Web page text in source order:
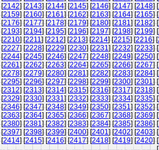
[2142] [2143] [2144] [2145] [2146] [2147] [2148] [
[2159] [2160] [2161] [2162] [2163] [2164] [2165] [
[2176] [2177] [2178] [2179] [2180] [2181] [2182] [
[2193] [2194] [2195] [2196] [2197] [2198] [2199] [
[2210] [2211] [2212] [2213] [2214] [2215] [2216] [
[2227] [2228] [2229] [2230] [2231] [2232] [2233] [
[2244] [2245] [2246] [2247] [2248] [2249] [2250] [
[2261] [2262] [2263] [2264] [2265] [2266] [2267] [
[2278] [2279] [2280] [2281] [2282] [2283] [2284] [
[2295] [2296] [2297] [2298] [2299] [2300] [2301] [
[2312] [2313] [2314] [2315] [2316] [2317] [2318] [
[2329] [2330] [2331] [2332] [2333] [2334] [2335] [
[2346] [2347] [2348] [2349] [2350] [2351] [2352] [
[2363] [2364] [2365] [2366] [2367] [2368] [2369] [
[2380] [2381] [2382] [2383] [2384] [2385] [2386] [
[2397] [2398] [2399] [2400] [2401] [2402] [2403] [
[2414] [2415] [2416] [2417] [2418] [2419] [2420] [